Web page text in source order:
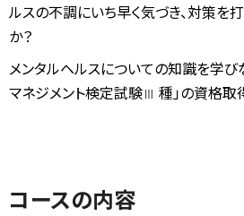
ルスの不調にいち早く気づき、対策を
か？
メンタルヘルスについての知識を学び
マネジメント検定試験Ⅲ 種」の資格取
コースの内容